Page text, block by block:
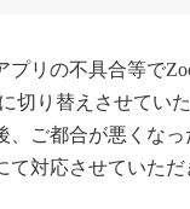
プリの不具合等で
切り替えさせてい
、ご都合が悪くな
て対応させていただ